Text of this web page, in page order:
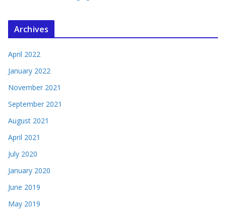
Archives
April 2022
January 2022
November 2021
September 2021
August 2021
April 2021
July 2020
January 2020
June 2019
May 2019